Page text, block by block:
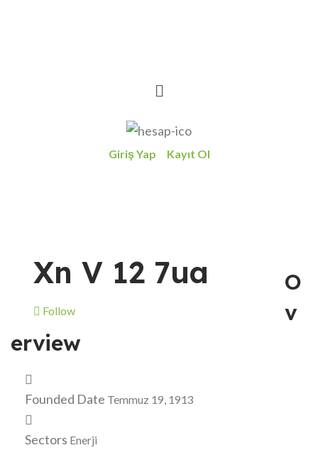
Giriş Yap Kayıt Ol
Xn V 12 7ua
Follow
O
v
erview
Founded Date Temmuz 19, 1913
Sectors Enerji